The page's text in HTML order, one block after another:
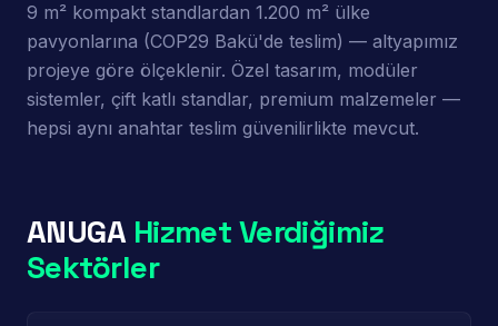
9 m² kompakt standlardan 1.200 m² ülke
pavyonlarına (COP29 Bakü'de teslim) — altyapımız
projeye göre ölçeklenir. Özel tasarım, modüler
sistemler, çift katlı standlar, premium malzemeler —
hepsi aynı anahtar teslim güvenilirlikte mevcut.
ANUGA Hizmet Verdiğimiz
Sektörler